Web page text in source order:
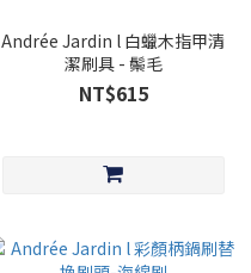
Andrée Jardin l 白蠟木指甲清
潔刷具 - 鬃毛
NT$615